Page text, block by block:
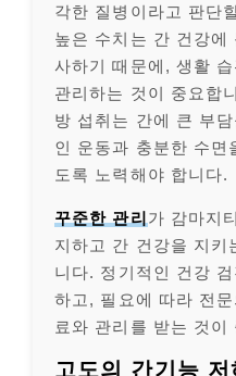
각한 질병이라고 판단
높은 수치는 간 건강에
사하기 때문에, 생활
관리하는 것이 중요합
방 섭취는 간에 큰 부
인 운동과 충분한 수
도록 노력해야 합니다.
꾸준한 관리 가 감마지
지하고 간 건강을 지키
니다. 정기적인 건강
하고, 필요에 따라 전
료와 관리를 받는 것이
고도의 간기능